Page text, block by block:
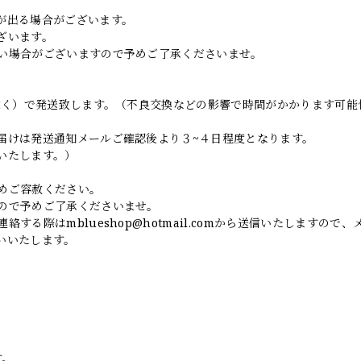
る場合がございます。
ます。
合がございますので予めご了承くださいませ。
）で発送致します。（不良交換などの影響で時間がかかります可
は発送通知メールご確認後より３~４日程度となります。
します。）
容赦ください。
予めご了承くださいませ。
絡する際はmblueshop@hotmail.comから送信いたしますので、
たします。